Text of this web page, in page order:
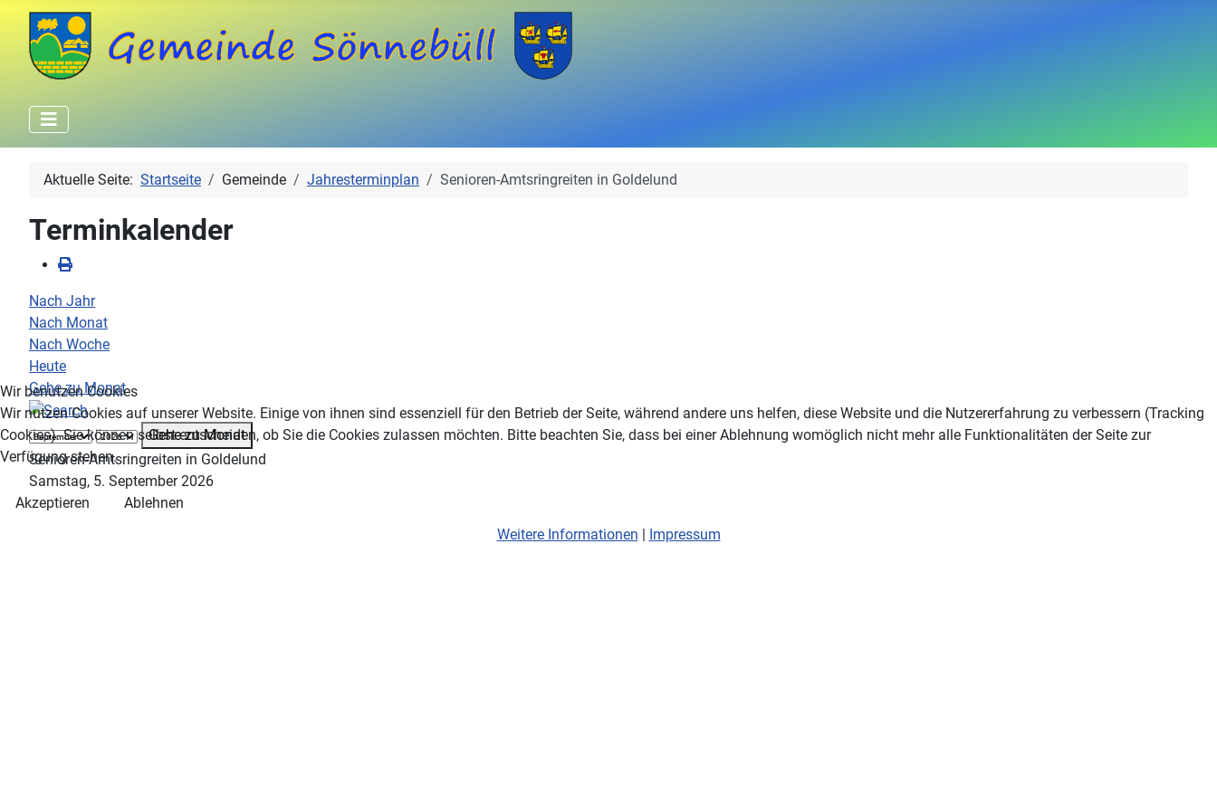
Aktuelle Seite: Startseite Gemeinde Jahresterminplan Senioren-Amtsringreiten in Goldelund
Terminkalender
Nach Jahr
Nach Monat
Nach Woche
Heute
Gehe zu Monat
Gehe zu Monat
Senioren-Amtsringreiten in Goldelund
Samstag, 5. September 2026
Wir benutzen Cookies
Wir nutzen Cookies auf unserer Website. Einige von ihnen sind essenziell für den Betrieb der Seite, während andere uns helfen, diese Website und die Nutzererfahrung zu verbessern (Tracking
Cookies). Sie können selbst entscheiden, ob Sie die Cookies zulassen möchten. Bitte beachten Sie, dass bei einer Ablehnung womöglich nicht mehr alle Funktionalitäten der Seite zur
Verfügung stehen.
Akzeptieren
Ablehnen
Weitere Informationen | Impressum